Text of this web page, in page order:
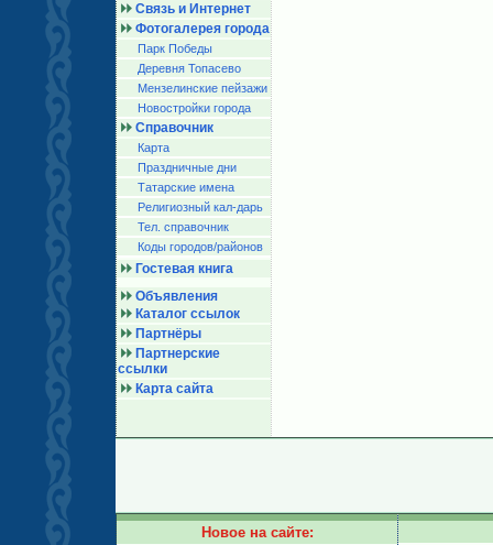
Связь и Интернет
Фотогалерея города
Парк Победы
Деревня Топасево
Мензелинские пейзажи
Новостройки города
Справочник
Карта
Праздничные дни
Татарские имена
Религиозный кал-дарь
Тел. справочник
Коды городов/райoнов
Гостевая книга
Объявления
Каталог ссылок
Партнёры
Партнерские
ссылки
Карта сайта
Новое на сайте: